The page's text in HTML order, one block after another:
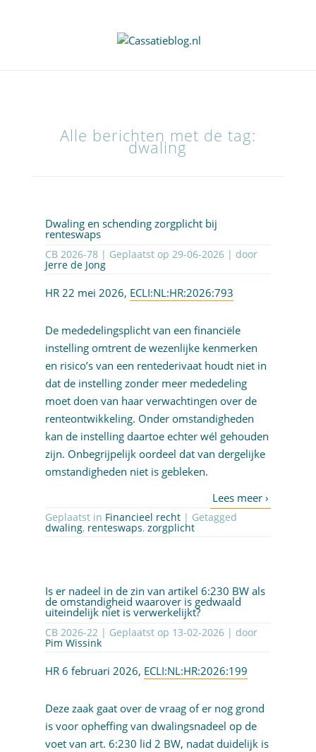
Alle berichten met de tag:
dwaling
Dwaling en schending zorgplicht bij
renteswaps
CB 2026-78 | Geplaatst op 29-06-2026| door
Jerre de Jong
HR 22 mei 2026, ECLI:NL:HR:2026:793
De mededelingsplicht van een financiële
instelling omtrent de wezenlijke kenmerken
en risico’s van een rentederivaat houdt niet in
dat de instelling zonder meer mededeling
moet doen van haar verwachtingen over de
renteontwikkeling. Onder omstandigheden
kan de instelling daartoe echter wél gehouden
zijn. Onbegrijpelijk oordeel dat van dergelijke
omstandigheden niet is gebleken.
Geplaatst in Financieel recht | Getagged
dwaling, renteswaps, zorgplicht
Is er nadeel in de zin van artikel 6:230 BW als
de omstandigheid waarover is gedwaald
uiteindelijk niet is verwerkelijkt?
CB 2026-22 | Geplaatst op 13-02-2026| door
Pim Wissink
HR 6 februari 2026, ECLI:NL:HR:2026:199
Deze zaak gaat over de vraag of er nog grond
is voor opheffing van dwalingsnadeel op de
voet van art. 6:230 lid 2 BW, nadat duidelijk is